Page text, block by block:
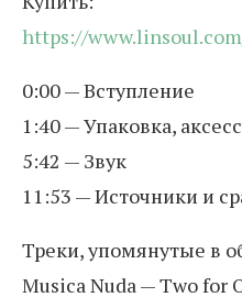
https://
0:00 — Вступление
1:40 — Упаковка,
5:42 — Звук
11:53 — Источники и
Треки, упомянутые в
Musica Nuda — Two for